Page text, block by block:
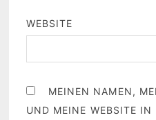
WEBSITE
MEINEN NAMEN,
UND MEINE WEBSITE IN